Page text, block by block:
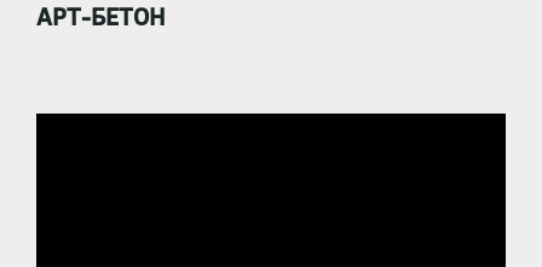
АРТ-БЕТОН